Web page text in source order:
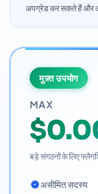
अपग्रेड कर सकते हैं और
मुफ़्त उपयोग
MAX
बड़े संगठनों के लिए
असीमित सदस्य